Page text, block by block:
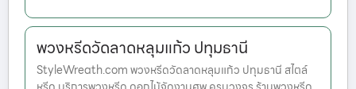
พวงหรีดวัดลาดหลุมแก้ว ปทุมธานี
StyleWreath.com พวงหรีดวัดลาดหลุมแก้ว ปทุมธานี สไตล์